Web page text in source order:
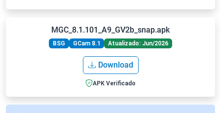
MGC_8.1.101_A9_GV2b_snap.apk
BSG GCam 8.1 Atualizado: Jun/2026
Download
APK Verificado